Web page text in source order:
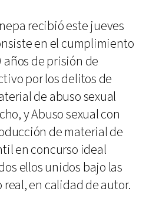
recibió este jueves
en el cumplimiento
años de prisión de
por los delitos de
de abuso sexual
y Abuso sexual con
de material de
en concurso ideal
ellos unidos bajo las
real, en calidad de autor.